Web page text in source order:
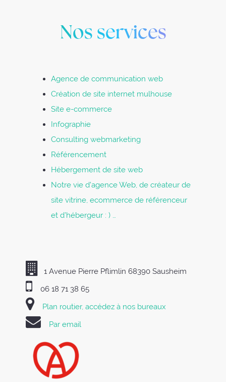
Nos services
Agence de communication web
Création de site internet mulhouse
Site e-commerce
Infographie
Consulting webmarketing
Référencement
Hébergement de site web
Notre vie d’agence Web, de créateur de
site vitrine, ecommerce de référenceur
et d’hébergeur : ) …
1 Avenue Pierre Pflimlin 68390 Sausheim
06 18 71 38 65
Plan routier, accédez à nos bureaux
Par email